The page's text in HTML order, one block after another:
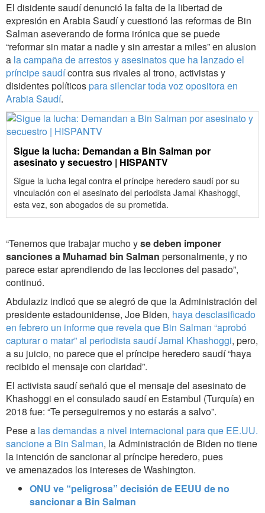
El disidente saudí denunció la falta de la libertad de
expresión en Arabia Saudí y cuestionó las reformas de Bin
Salman aseverando de forma irónica que se puede
“reformar sin matar a nadie y sin arrestar a miles” en alusion
a la campaña de arrestos y asesinatos que ha lanzado el
príncipe saudícontra sus rivales al trono, activistas y
disidentes políticos para silenciar toda voz opositora en
Arabia Saudí.
Sigue la lucha: Demandan a Bin Salman por
asesinato y secuestro | HISPANTV
Sigue la lucha legal contra el príncipe heredero saudí por su
vinculación con el asesinato del periodista Jamal Khashoggi,
esta vez, son abogados de su prometida.
“Tenemos que trabajar mucho yse deben imponer
sanciones a Muhamad bin Salman personalmente, y no
parece estar aprendiendo de las lecciones del pasado”,
continuó.
Abdulaziz indicó que se alegró de que la Administración del
presidente estadounidense, Joe Biden, haya desclasificado
en febrero un informe que revela que Bin Salman “aprobó
capturar o matar” al periodista saudí Jamal Khashoggi, pero,
a su juicio, no parece que el príncipe heredero saudí “haya
recibido el mensaje con claridad”.
El activista saudí señaló que el mensaje del asesinato de
Khashoggi en el consulado saudí en Estambul (Turquía) en
2018 fue: “Te perseguiremos y no estarás a salvo”.
Pese a las demandas a nivel internacional para que EE.UU.
sancione a Bin Salman, la Administración de Biden no tiene
la intención de sancionar al príncipe heredero, pues
ve amenazados los intereses de Washington.
ONU ve “peligrosa” decisión de EEUU de no
sancionar a Bin Salman